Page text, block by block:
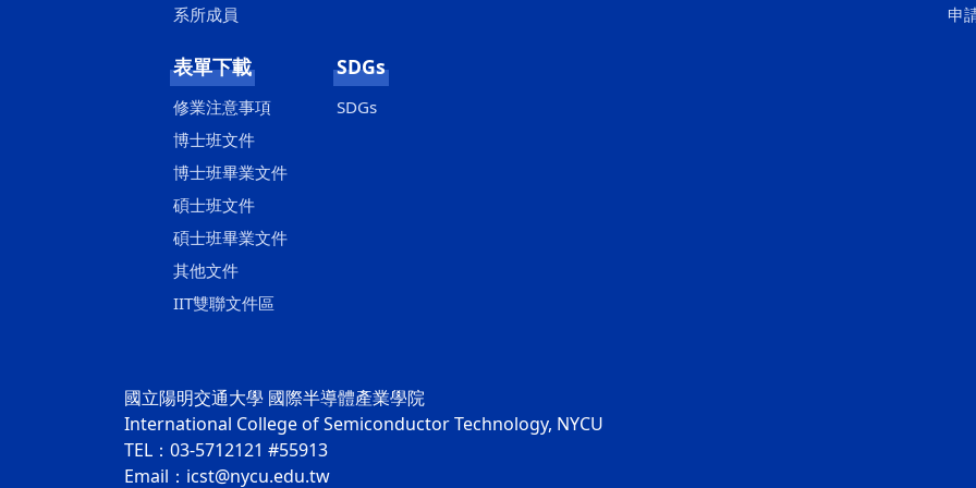
系所成員 申
表單下載
修業注意事項
博士班文件
博士班畢業文件
碩士班文件
碩士班畢業文件
其他文件
IIT雙聯文件區
SDGs
SDGs
國立陽明交通大學 國際半導體產業學院
International College of Semiconductor Technology, NYCU
TEL：03-5712121 #55913
Email：icst@nycu.edu.tw